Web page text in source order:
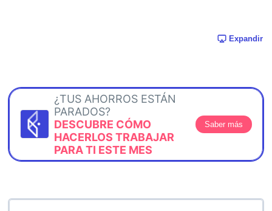
Expandir
¿TUS AHORROS ESTÁN
PARADOS?
DESCUBRE CÓMO
HACERLOS TRABAJAR
PARA TI ESTE MES
Saber más